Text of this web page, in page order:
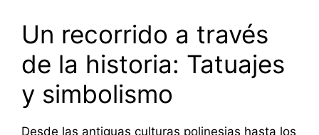
Un recorrido a través
de la historia: Tatuajes
y simbolismo
Desde las antiguas culturas polinesias hasta los